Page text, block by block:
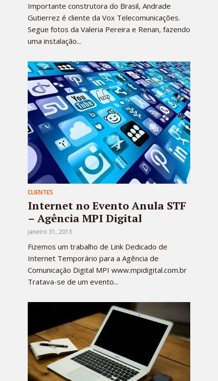
Importante construtora do Brasil, Andrade
Gutierrez é cliente da Vox Telecomunicações.
Segue fotos da Valeria Pereira e Renan, fazendo
uma instalação...
CLIENTES
Internet no Evento Anula STF
– Agência MPI Digital
janeiro 31, 2013
Fizemos um trabalho de Link Dedicado de
Internet Temporário para a Agência de
Comunicação Digital MPI www.mpidigital.com.br
Tratava-se de um evento...